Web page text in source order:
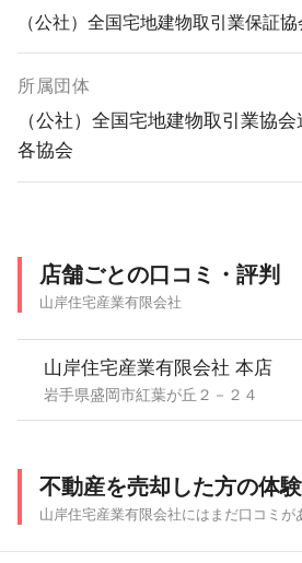
（公社）全国宅地建物取引業保証協
所属団体
（公社）全国宅地建物取引業協
各協会
店舗ごとの口コミ・評判
山岸住宅産業有限会社
山岸住宅産業有限会社 本店
岩手県盛岡市紅葉が丘２－２４
不動産を売却した方の体
山岸住宅産業有限会社にはまだ口コミが